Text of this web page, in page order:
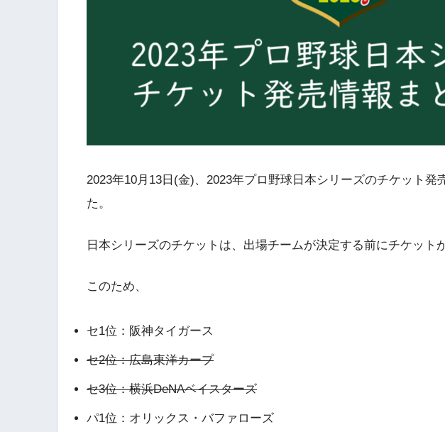
2023年10月13日(金)、2023年プロ野球日本シリーズのチケット発
た。
日本シリーズのチケットは、出場チームが決定する前にチケット
このため、
セ1位：阪神タイガース
セ2位：広島東洋カープ
セ3位：横浜DeNAベイスターズ
パ1位：オリックス・バファローズ